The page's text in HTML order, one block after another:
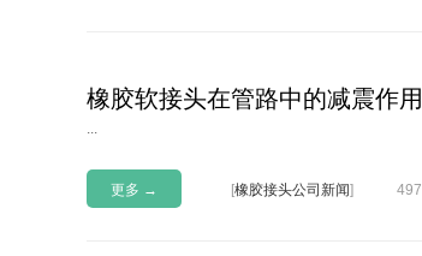
橡胶软接头在管路中的减震作用
...
更多 → [橡胶接头公司新闻] 497